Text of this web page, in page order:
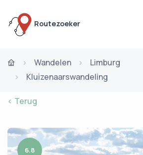
Routezoeker
Wandelen
Limburg
Kluizenaarswandeling
< Terug
6.8